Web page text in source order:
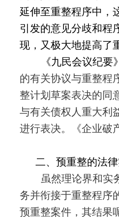
延伸至重整程序中，
引发的意见分歧和程
现，又极大地提高了
《九民会议纪要
的有关协议与重整程
整计划草案表决的同
与有关债权人重大利
进行表决。《企业破
二、预重整的法
虽然理论界和实
务并衔接于重整程序
预重整案件，其结果